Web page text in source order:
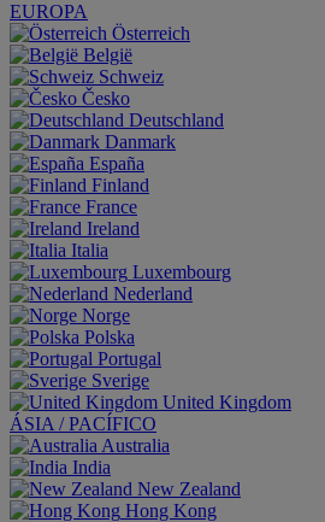
EUROPA
Österreich
België
Schweiz
Česko
Deutschland
Danmark
España
Finland
France
Ireland
Italia
Luxembourg
Nederland
Norge
Polska
Portugal
Sverige
United Kingdom
ÁSIA / PACÍFICO
Australia
India
New Zealand
Hong Kong